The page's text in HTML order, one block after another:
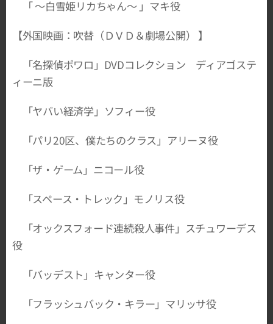
「 ～白雪姫リカちゃん～ 」マキ役
【外国映画：吹替（ＤＶＤ＆劇場公開） 】
「名探偵ポワロ」DVDコレクション ディアゴステ
ィーニ版
「ヤバい経済学」ソフィー役
「パリ20区、僕たちのクラス」アリーヌ役
「ザ・ゲーム」ニコール役
「スペース・トレック」モノリス役
「オックスフォード連続殺人事件」スチュワーデス
役
「バッデスト」キャンター役
「フラッシュバック・キラー」マリッサ役